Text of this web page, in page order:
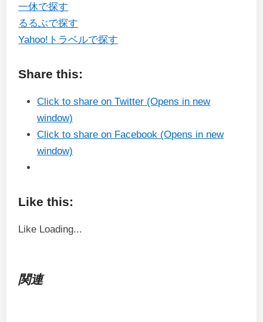
一休で探す
るるぶで探す
Yahoo!トラベルで探す
Share this:
Click to share on Twitter (Opens in new
window)
Click to share on Facebook (Opens in new
window)
Like this:
Like Loading...
関連